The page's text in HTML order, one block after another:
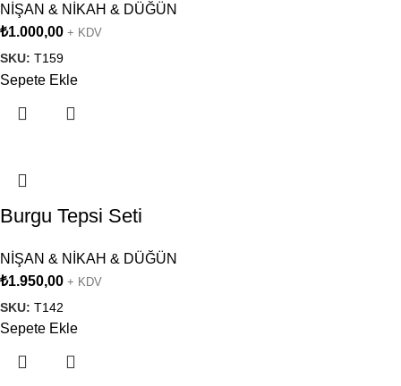
NİŞAN & NİKAH & DÜĞÜN
₺1.000,00 + KDV
SKU: T159
Sepete Ekle
Burgu Tepsi Seti
NİŞAN & NİKAH & DÜĞÜN
₺1.950,00 + KDV
SKU: T142
Sepete Ekle